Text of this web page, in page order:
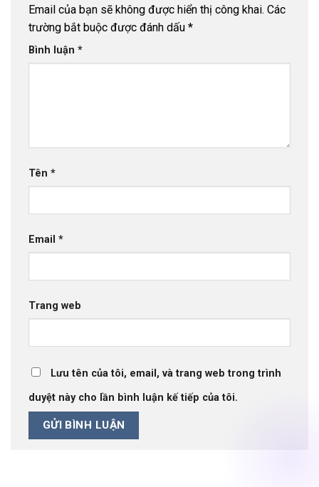
Email của bạn sẽ không được hiển thị công khai. Các
trường bắt buộc được đánh dấu *
Bình luận *
Tên *
Email *
Trang web
Lưu tên của tôi, email, và trang web trong trình
duyệt này cho lần bình luận kế tiếp của tôi.